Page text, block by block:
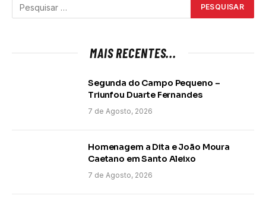
MAIS RECENTES...
Segunda do Campo Pequeno –
Triunfou Duarte Fernandes
7 de Agosto, 2026
Homenagem a Dita e João Moura
Caetano em Santo Aleixo
7 de Agosto, 2026